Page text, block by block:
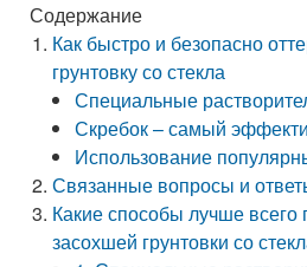
Содержание
Как быстро и безопасно
грунтовку со стекла
Специальные
Скребок – самый
Использование
Связанные вопросы и
Какие способы лучше всего
засохшей грунтовки со